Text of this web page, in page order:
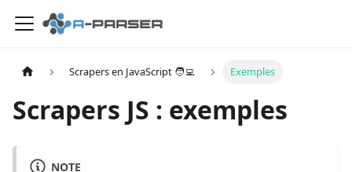
Scrapers en JavaScript 🧑‍💻 Exemples
Scrapers JS : exemples
NOTE